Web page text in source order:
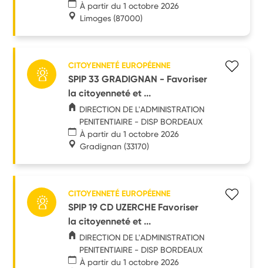
À partir du 1 octobre 2026
Limoges (87000)
CITOYENNETÉ EUROPÉENNE
SPIP 33 GRADIGNAN - Favoriser
la citoyenneté et ...
DIRECTION DE L'ADMINISTRATION
PENITENTIAIRE - DISP BORDEAUX
À partir du 1 octobre 2026
Gradignan (33170)
CITOYENNETÉ EUROPÉENNE
SPIP 19 CD UZERCHE Favoriser
la citoyenneté et ...
DIRECTION DE L'ADMINISTRATION
PENITENTIAIRE - DISP BORDEAUX
À partir du 1 octobre 2026